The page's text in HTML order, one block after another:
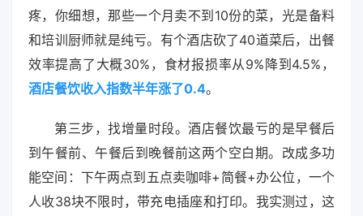
疼，你细想，那些一个月卖不到10份的菜，光是备料
和培训厨师就是纯亏。有个酒店砍了40道菜后，出餐
效率提高了大概30%，食材报损率从9%降到4.5%，
酒店餐饮收入指数半年涨了0.4。
第三步，找增量时段。酒店餐饮最亏的是早餐后
到午餐前、午餐后到晚餐前这两个空白期。改成多功
能空间：下午两点到五点卖咖啡+简餐+办公位，一个
人收38块不限时，带充电插座和打印。我实测过，这